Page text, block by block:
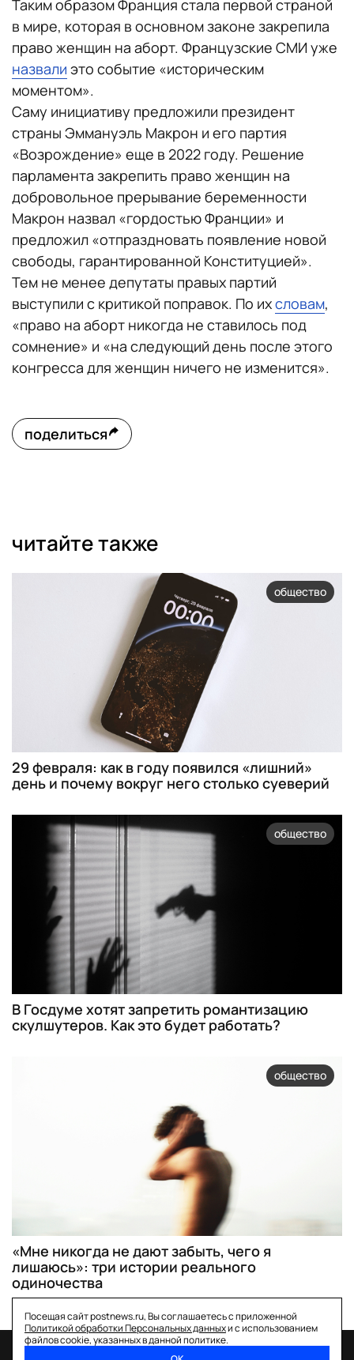
Таким образом Франция стала первой страной
в мире, которая в основном законе закрепила
право женщин на аборт. Французские СМИ уже
назвали это событие «историческим
моментом».
Саму инициативу предложили президент
страны Эммануэль Макрон и его партия
«Возрождение» еще в 2022 году. Решение
парламента закрепить право женщин на
добровольное прерывание беременности
Макрон назвал «гордостью Франции» и
предложил «отпраздновать появление новой
свободы, гарантированной Конституцией».
Тем не менее депутаты правых партий
выступили с критикой поправок. По ихсловам,
«право на аборт никогда не ставилось под
сомнение» и «на следующий день после этого
конгресса для женщин ничего не изменится».
поделиться
читайте также
общество
29 февраля: как в году появился «лишний»
день и почему вокруг него столько суеверий
общество
В Госдуме хотят запретить романтизацию
скулшутеров. Как это будет работать?
общество
«Мне никогда не дают забыть, чего я
лишаюсь»: три истории реального
одиночества
Посещая сайт postnews.ru, Вы соглашаетесь с приложенной
Политикой обработки Персональных данныхи с использованием
файлов cookie, указанных в данной политике.